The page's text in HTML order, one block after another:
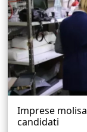
Imprese
candidati